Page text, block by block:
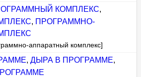
КОМПЛЕКС,
, ПРОГРАММНО-
аппаратный комплекс]
, ДЫРА В ПРОГРАММЕ,